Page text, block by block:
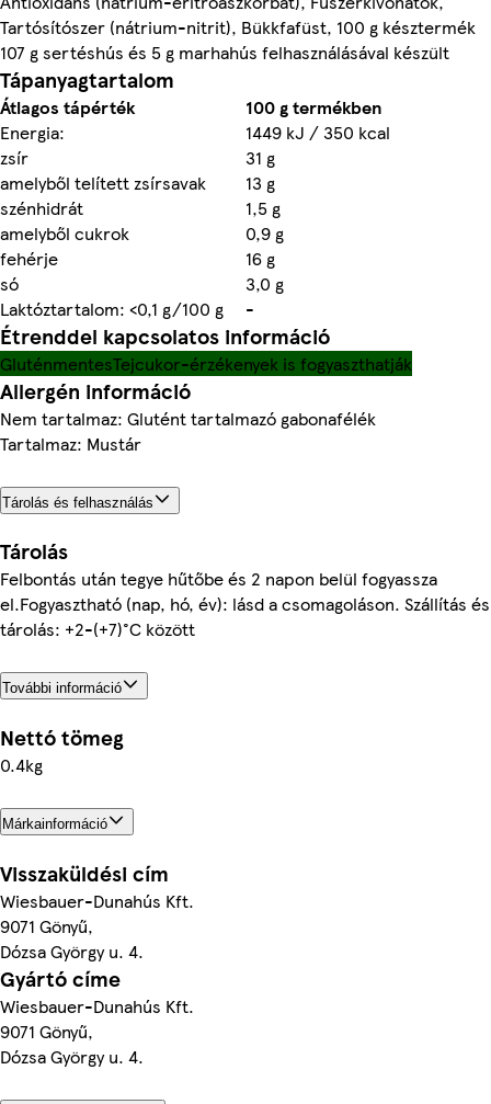
Tartósítószer (nátrium-nitrit), Bükkfafüst, 100 g késztermék
107 g sertéshús és 5 g marhahús felhasználásával készült
Tápanyagtartalom
Átlagos tápérték
100 g termékben
Energia:
1449 kJ / 350 kcal
zsír
31 g
amelyből telített zsírsavak
13 g
szénhidrát
1,5 g
amelyből cukrok
0,9 g
fehérje
16 g
só
3,0 g
Laktóztartalom: <0,1 g/100 g
-
Étrenddel kapcsolatos információ
GluténmentesTejcukor-érzékenyek is fogyaszthatják
Allergén információ
Nem tartalmaz: Glutént tartalmazó gabonafélék
Tartalmaz: Mustár
Tárolás és felhasználás
Tárolás
Felbontás után tegye hűtőbe és 2 napon belül fogyassza
el.Fogyasztható (nap, hó, év): lásd a csomagoláson. Szállítás és
tárolás: +2-(+7)°C között
További információ
Nettó tömeg
0.4kg
Márkainformáció
Visszaküldési cím
Wiesbauer-Dunahús Kft.
9071 Gönyű,
Dózsa György u. 4.
Gyártó címe
Wiesbauer-Dunahús Kft.
9071 Gönyű,
Dózsa György u. 4.